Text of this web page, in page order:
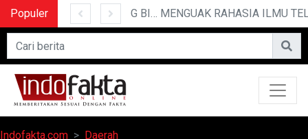
Populer MENGUAK RAHASIA ILMU TELEPATI
Indofakta.com Daerah